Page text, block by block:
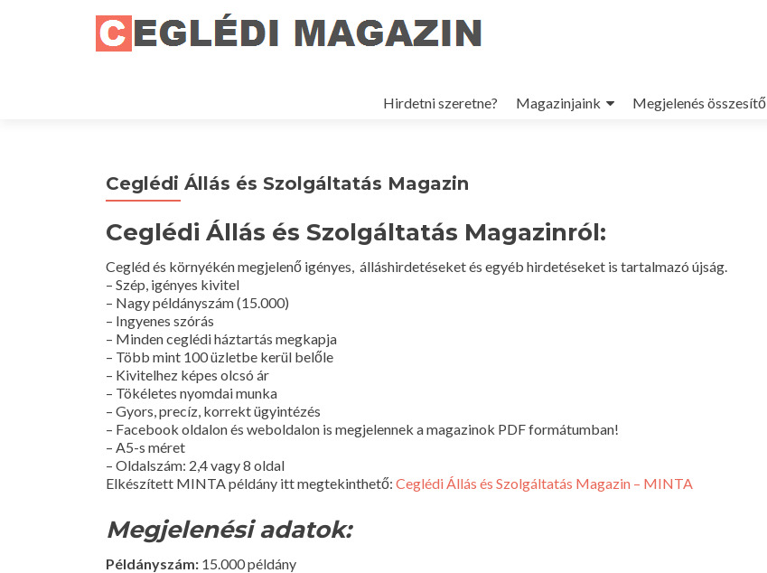
to
Hirdetni szeretne? Magazinjaink Megjelenés összesítő
Ceglédi Állás és Szolgáltatás Magazin
Ceglédi Állás és Szolgáltatás Magazinról:
Cegléd és környékén megjelenő igényes, álláshirdetéseket és egyéb hirdetéseket is tartalmazó újság.
– Szép, igényes kivitel
– Nagy példányszám (15.000)
– Ingyenes szórás
– Minden ceglédi háztartás megkapja
– Több mint 100 üzletbe kerül belőle
– Kivitelhez képes olcsó ár
– Tökéletes nyomdai munka
– Gyors, precíz, korrekt ügyintézés
– Facebook oldalon és weboldalon is megjelennek a magazinok PDF formátumban!
– A5-s méret
– Oldalszám: 2,4 vagy 8 oldal
Elkészített MINTA példány itt megtekinthető: Ceglédi Állás és Szolgáltatás Magazin – MINTA
Megjelenési adatok:
Példányszám: 15.000 példány